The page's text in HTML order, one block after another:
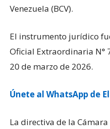
Venezuela (BCV).
El instrumento jurídico
Oficial Extraordinaria N°
20 de marzo de 2026.
Únete al WhatsApp de
La directiva de la